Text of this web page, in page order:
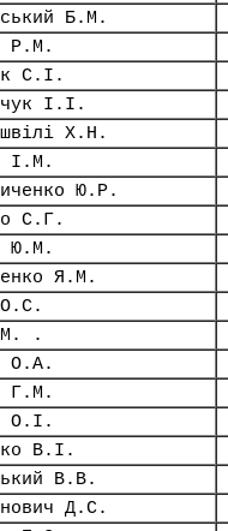
Б.М.
Р.М.
С.І.
І.І.
Х.Н.
І.М.
Ю.Р.
С.Г.
Ю.М.
Я.М.
О.С.
М. .
О.А.
Г.М.
О.І.
В.І.
В.В.
Д.С.